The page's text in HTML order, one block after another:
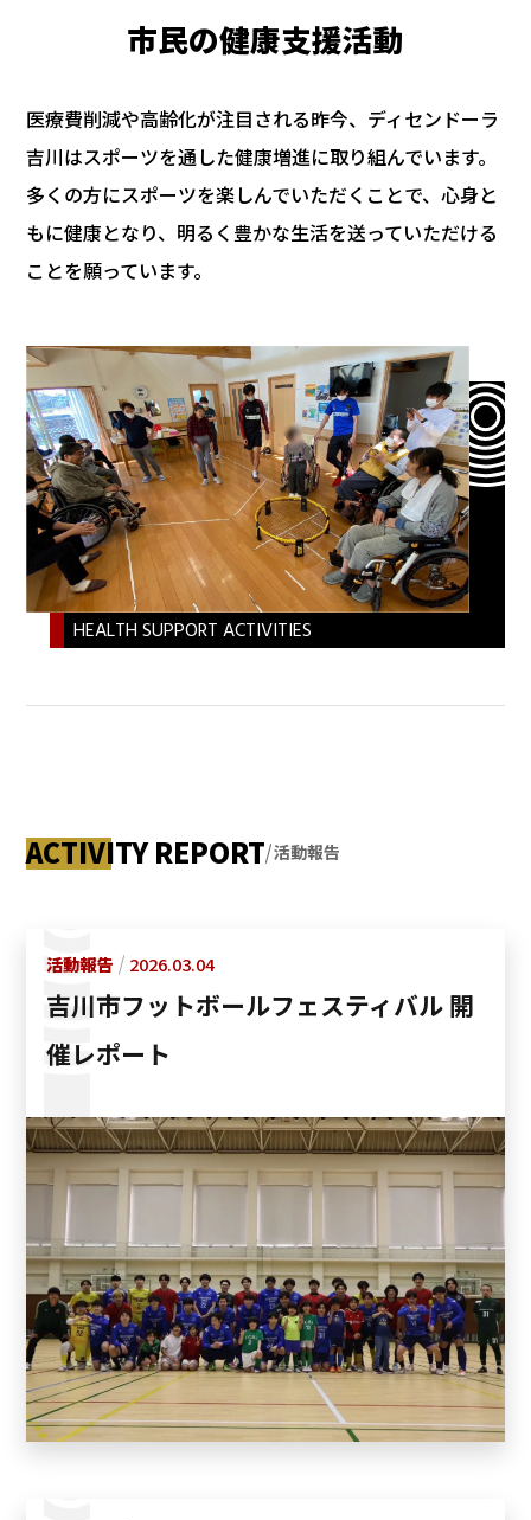
市民の健康支援活動
医療費削減や高齢化が注目される昨今、ディセンドーラ
吉川はスポーツを通した健康増進に取り組んでいます。
多くの方にスポーツを楽しんでいただくことで、心身と
もに健康となり、明るく豊かな生活を送っていただける
ことを願っています。
HEALTH SUPPORT ACTIVITIES
ACTIVITY REPORT 活動報告
活動報告 2026.03.04
吉川市フットボールフェスティバル 開
催レポート